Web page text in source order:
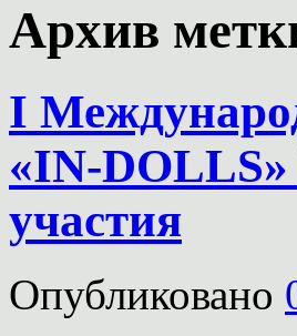
Архив
I
«IN-
участия
Опубликовано